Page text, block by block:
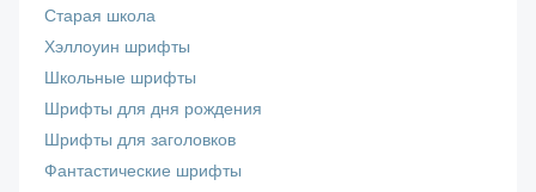
Старая школа
Хэллоуин шрифты
Школьные шрифты
Шрифты для дня рождения
Шрифты для заголовков
Фантастические шрифты